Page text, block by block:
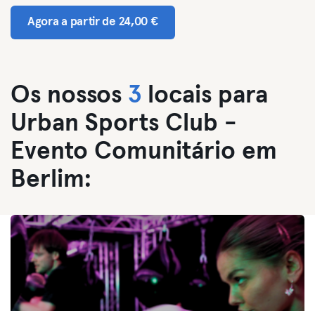
Agora a partir de 24,00 €
Os nossos 3 locais para
Urban Sports Club -
Evento Comunitário em
Berlim: